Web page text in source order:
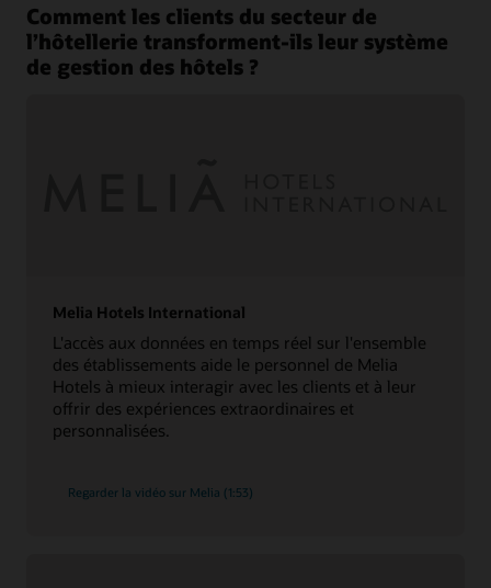
Comment les clients du secteur de
l’hôtellerie transforment-ils leur système
de gestion des hôtels ?
Melia Hotels International
L'accès aux données en temps réel sur l'ensemble
des établissements aide le personnel de Melia
Hotels à mieux interagir avec les clients et à leur
offrir des expériences extraordinaires et
personnalisées.
Regarder la vidéo sur Melia (1:53)